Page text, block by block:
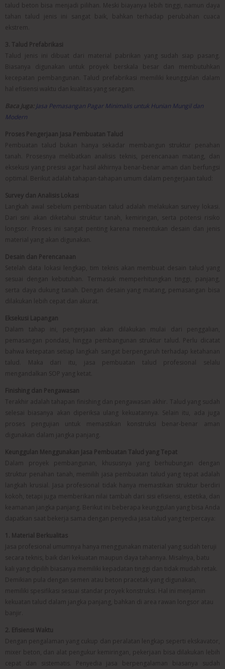
talud beton bisa menjadi pilihan. Meski biayanya lebih tinggi, namun daya
tahan talud jenis ini sangat baik, bahkan terhadap perubahan cuaca
ekstrem.
3. Talud Prefabrikasi
Talud jenis ini dibuat dari material pabrikan yang sudah siap pasang.
Biasanya digunakan untuk proyek berskala besar dan membutuhkan
kecepatan pembangunan. Talud prefabrikasi memiliki keunggulan dalam
hal efisiensi waktu dan kualitas yang seragam.
Baca Juga: Jasa Pemasangan Pagar Minimalis untuk Hunian Mungil dan
Modern
Proses Pengerjaan Jasa Pembuatan Talud
Pembuatan talud bukan hanya sekadar membangun struktur penahan
tanah. Prosesnya melibatkan analisis teknis, perencanaan matang, dan
eksekusi yang presisi agar hasil akhirnya benar-benar aman dan berfungsi
optimal. Berikut adalah tahapan-tahapan umum dalam pengerjaan talud:
Survey dan Analisis Lokasi
Langkah awal sebelum pembuatan talud adalah melakukan survey lokasi.
Dari sini akan diketahui struktur tanah, kemiringan, serta potensi risiko
longsor. Proses ini sangat penting karena menentukan desain dan jenis
material yang akan digunakan.
Desain dan Perencanaan
Setelah data lokasi lengkap, tim teknis akan membuat desain talud yang
sesuai dengan kebutuhan. Termasuk memperhitungkan tinggi, panjang,
serta daya dukung tanah. Dengan desain yang matang, pemasangan bisa
dilakukan lebih cepat dan akurat.
Eksekusi Lapangan
Dalam tahap ini, pengerjaan akan dilakukan mulai dari penggalian,
pemasangan pondasi, hingga pembangunan struktur talud. Perlu dicatat
bahwa ketepatan setiap langkah sangat berpengaruh terhadap ketahanan
talud. Maka dari itu, jasa pembuatan talud profesional selalu
mengandalkan SOP yang ketat.
Finishing dan Pengawasan
Terakhir adalah tahapan finishing dan pengawasan akhir. Talud yang sudah
selesai biasanya akan diperiksa ulang kekuatannya. Selain itu, ada juga
proses pengujian untuk memastikan konstruksi benar-benar aman
digunakan dalam jangka panjang.
Keunggulan Menggunakan Jasa Pembuatan Talud yang Tepat
Dalam proyek pembangunan, khususnya yang berhubungan dengan
struktur penahan tanah, memilih jasa pembuatan talud yang tepat adalah
langkah krusial. Jasa profesional tidak hanya memastikan struktur berdiri
kokoh, tetapi juga memberikan nilai tambah dari sisi efisiensi, estetika, dan
keamanan jangka panjang. Berikut ini beberapa keunggulan yang bisa Anda
dapatkan saat bekerja sama dengan penyedia jasa talud yang terpercaya:
1. Material Berkualitas
Jasa profesional umumnya hanya menggunakan material yang sudah teruji
secara teknis, baik dari kekuatan maupun daya tahannya. Misalnya, batu
kali yang dipilih biasanya memiliki kepadatan tinggi dan tidak mudah retak.
Demikian pula dengan semen atau beton pracetak yang digunakan,
memiliki spesifikasi sesuai standar proyek konstruksi. Hal ini menjamin
kekuatan talud dalam jangka panjang, bahkan di area rawan longsor atau
banjir.
2. Efisiensi Waktu
Dengan pengalaman yang cukup dan peralatan lengkap seperti ekskavator,
mixer beton, dan alat pengukur kemiringan, pekerjaan bisa dilakukan lebih
cepat dan sistematis. Penyedia jasa berpengalaman biasanya sudah